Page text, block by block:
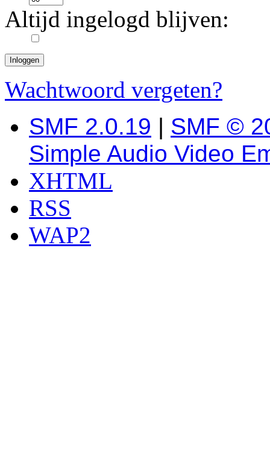
Altijd ingelogd blijven:
Wachtwoord vergeten?
SMF 2.0.19 | SMF ©
Simple Audio Video
XHTML
RSS
WAP2